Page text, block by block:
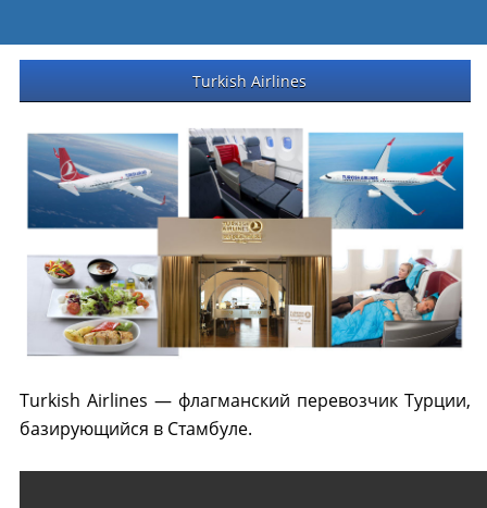
Turkish Airlines
Turkish Airlines — флагманский перевозчик Турции,
базирующийся в Стамбуле.